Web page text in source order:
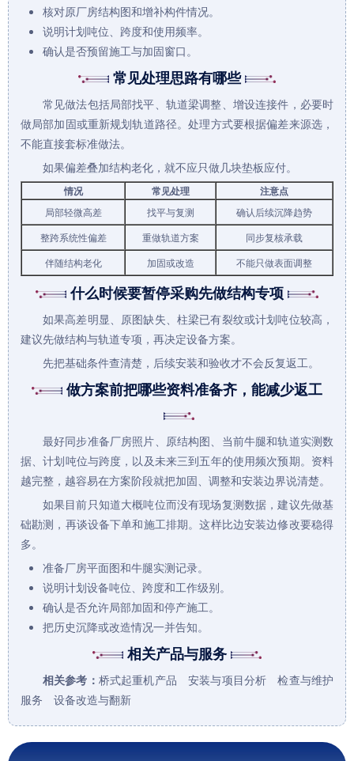
核对原厂房结构图和增补构件情况。
说明计划吨位、跨度和使用频率。
确认是否预留施工与加固窗口。
常见处理思路有哪些
常见做法包括局部找平、轨道梁调整、增设连接件，必要时
做局部加固或重新规划轨道路径。处理方式要根据偏差来源选，
不能直接套标准做法。
如果偏差叠加结构老化，就不应只做几块垫板应付。
情况 常见处理 注意点
局部轻微高差 找平与复测
确认后续沉降趋势
整跨系统性偏差
重做轨道方案
同步复核承载
伴随结构老化
加固或改造 不能只做表面调整
什么时候要暂停采购先做结构专项
如果高差明显、原图缺失、柱梁已有裂纹或计划吨位较高，
建议先做结构与轨道专项，再决定设备方案。
先把基础条件查清楚，后续安装和验收才不会反复返工。
做方案前把哪些资料准备齐，能减少返工
最好同步准备厂房照片、原结构图、当前牛腿和轨道实测数
据、计划吨位与跨度，以及未来三到五年的使用频次预期。资料
越完整，越容易在方案阶段就把加固、调整和安装边界说清楚。
如果目前只知道大概吨位而没有现场复测数据，建议先做基
础勘测，再谈设备下单和施工排期。这样比边安装边修改要稳得
多。
准备厂房平面图和牛腿实测记录。
说明计划设备吨位、跨度和工作级别。
确认是否允许局部加固和停产施工。
把历史沉降或改造情况一并告知。
相关产品与服务
相关参考： 桥式起重机产品 安装与项目分析
检查与维护
服务
设备改造与翻新